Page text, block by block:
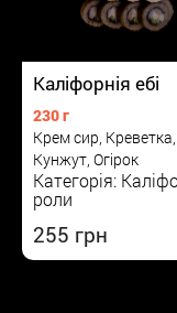
Каліфорнія ебі
230 г
Крем сир, Креветка,
Кунжут, Огірок
Категорія:
роли
255